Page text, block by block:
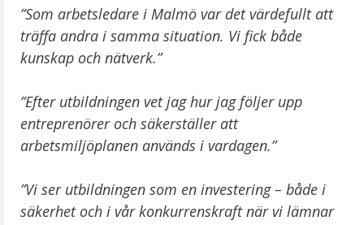
”Som arbetsledare i Malmö var det värdefullt att
träffa andra i samma situation. Vi fick både
kunskap och nätverk.”
”Efter utbildningen vet jag hur jag följer upp
entreprenörer och säkerställer att
arbetsmiljöplanen används i vardagen.”
”Vi ser utbildningen som en investering – både i
säkerhet och i vår konkurrenskraft när vi lämnar